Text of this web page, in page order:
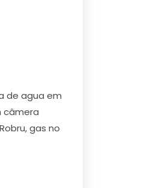
de agua em
câmera
gas no